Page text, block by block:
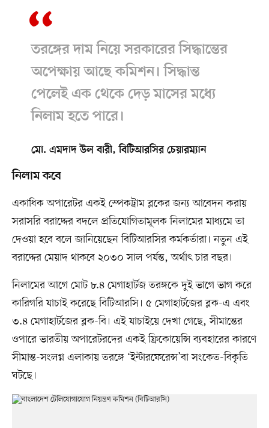
তরঙ্গের দাম নিয়ে সরকারের সিদ্ধান্তের
অপেক্ষায় আছে কমিশন। সিদ্ধান্ত
পেলেই এক থেকে দেড় মাসের মধ্যে
নিলাম হতে পারে।
মো. এমদাদ উল বারী, বিটিআরসির চেয়ারম্যান
নিলাম কবে
একাধিক অপারেটর একই স্পেকট্রাম ব্লকের জন্য আবেদন করায়
সরাসরি বরাদ্দের বদলে প্রতিযোগিতামূলক নিলামের মাধ্যমে তা
দেওয়া হবে বলে জানিয়েছেন বিটিআরসির কর্মকর্তারা। নতুন এই
বরাদ্দের মেয়াদ থাকবে ২০৩০ সাল পর্যন্ত, অর্থাৎ চার বছর।
নিলামের আগে মোট ৮.৪ মেগাহার্টজ তরঙ্গকে দুই ভাগে ভাগ করে
কারিগরি যাচাই করেছে বিটিআরসি। ৫ মেগাহার্টজের ব্লক-এ এবং
৩.৪ মেগাহার্টজের ব্লক-বি। এই যাচাইয়ে দেখা গেছে, সীমান্তের
ওপারে ভারতীয় অপারেটরদের একই ফ্রিকোয়েন্সি ব্যবহারের কারণে
সীমান্ত-সংলগ্ন এলাকায় তরঙ্গে ‘ইন্টারফেরেন্স’বা সংকেত-বিকৃতি
ঘটছে।